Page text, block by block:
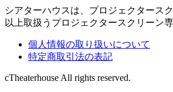
シアターハウスは、プロジェクタース
以上取扱うプロジェクタースクリーン専
個人情報の取り扱いについて
特定商取引法の表記
cTheaterhouse All rights reserved.